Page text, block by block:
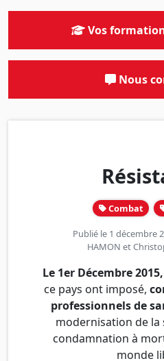
Combat
Publié le 1 décembre
HAMON et
Le 1er Décembre 2015,
ce pays ont imposé,
professionnels de
modernisation de la
condamnation à
monde
Vos
Nous